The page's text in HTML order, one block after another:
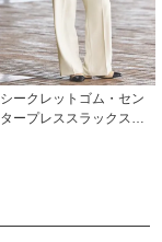
シークレットゴム・セン
タープレススラックス「B